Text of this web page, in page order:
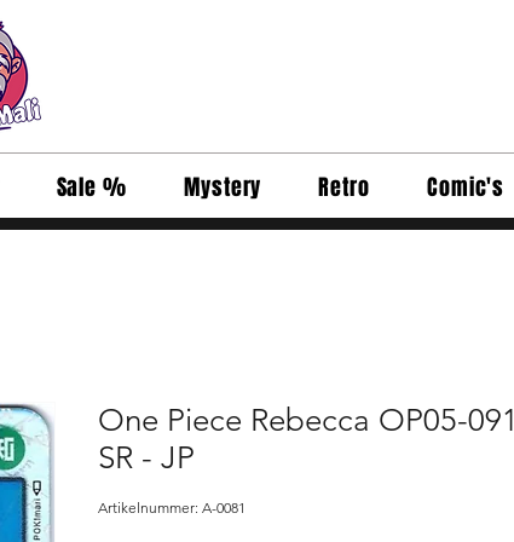
Sale % Mystery Retro Comic's
One Piece Rebecca OP05-091
SR - JP
Artikelnummer: A-0081